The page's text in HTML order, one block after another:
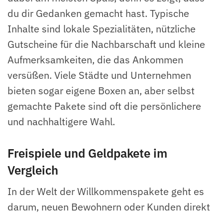
du dir Gedanken gemacht hast. Typische
Inhalte sind lokale Spezialitäten, nützliche
Gutscheine für die Nachbarschaft und kleine
Aufmerksamkeiten, die das Ankommen
versüßen. Viele Städte und Unternehmen
bieten sogar eigene Boxen an, aber selbst
gemachte Pakete sind oft die persönlichere
und nachhaltigere Wahl.
Freispiele und Geldpakete im
Vergleich
In der Welt der Willkommenspakete geht es
darum, neuen Bewohnern oder Kunden direkt